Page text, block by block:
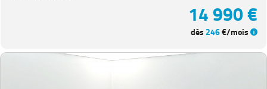
14 990 €
dès 246€/mois